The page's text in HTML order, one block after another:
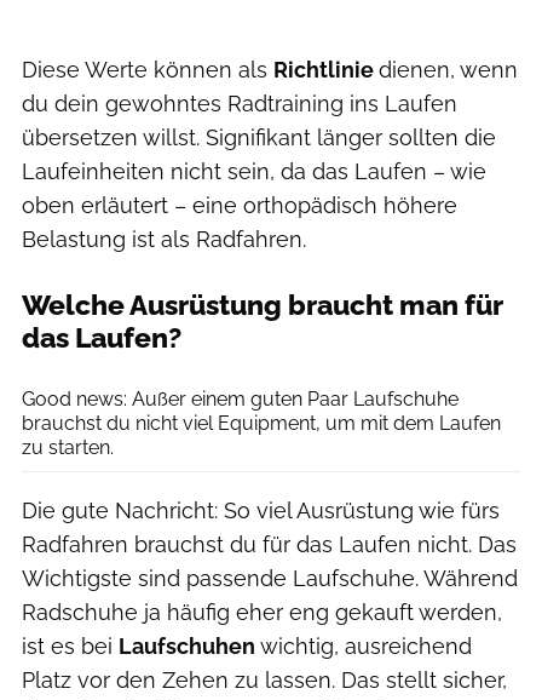
Diese Werte können als Richtliniedienen, wenn
du dein gewohntes Radtraining ins Laufen
übersetzen willst. Signifikant länger sollten die
Laufeinheiten nicht sein, da das Laufen – wie
oben erläutert – eine orthopädisch höhere
Belastung ist als Radfahren.
Welche Ausrüstung braucht man für
das Laufen?
Good news: Außer einem guten Paar Laufschuhe
brauchst du nicht viel Equipment, um mit dem Laufen
zu starten.
Die gute Nachricht: So viel Ausrüstung wie fürs
Radfahren brauchst du für das Laufen nicht. Das
Wichtigste sind passende Laufschuhe. Während
Radschuhe ja häufig eher eng gekauft werden,
ist es bei Laufschuhen wichtig, ausreichend
Platz vor den Zehen zu lassen. Das stellt sicher,